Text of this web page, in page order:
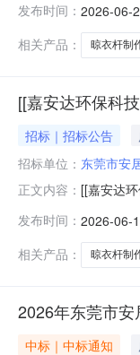
评审结果
公示日期
发布时间： 2026-06-
相关产品：
晾衣杆制
[[嘉安达环保科
招标｜招标公告
招标单位： 东莞市安
正文内容： [[嘉安达
司，已具
新采购）
发布时间： 2026-06-
相关产品：
晾衣杆制
2026年东莞市
中标｜中标通知